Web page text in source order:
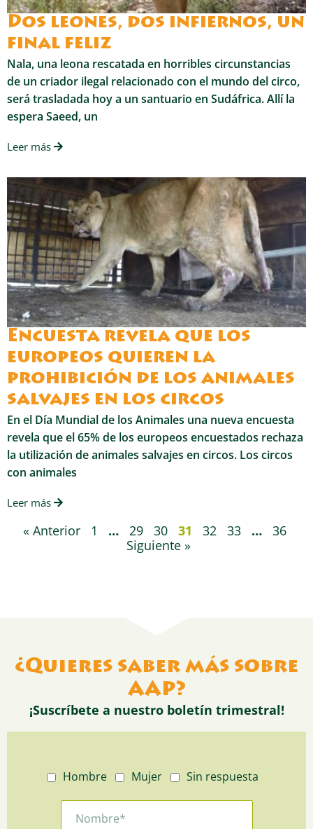
Dos leones, dos infiernos, un
final feliz
Nala, una leona rescatada en horribles circunstancias
de un criador ilegal relacionado con el mundo del circo,
será trasladada hoy a un santuario en Sudáfrica. Allí la
espera Saeed, un
Leer más
Encuesta revela que los
europeos quieren la
prohibición de los animales
salvajes en los circos
En el Día Mundial de los Animales una nueva encuesta
revela que el 65% de los europeos encuestados rechaza
la utilización de animales salvajes en circos. Los circos
con animales
Leer más
« Anterior 1 … 29 30 31 32 33 …
36
Siguiente »
¿Quieres saber más sobre
AAP?
¡Suscríbete a nuestro boletín trimestral!
Hombre Mujer Sin respuesta